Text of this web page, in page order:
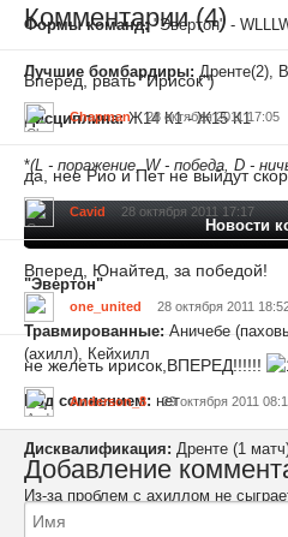
Формы команд:"Эвертон" -
Лучшие бомбардиры: Дренте(2),
Дисциплина:Ж14 К1 - Ж15 К1
*(L - поражение, W - победа, D -
Новости
"Эвертон"
Травмированные: Аничебе
(ахилл), Кейхилл
Под сомнением: нет
Дисквалификация: Дренте (1
Из-за проблем с ахиллом не
клуба капитан "Эвертона" Фил
Комментарии (4)
Вперед, рвать "Ирисок")
Chapman 28 октября 2011 17:05
да, нее Рио и Пет не выйдут
Cavid 28 октября 2011 17:17
Вперед, Юнайтед, за победой!
one_united 28 октября 2011
не желеть ирисок,ВПЕРЕД!!!!!!
Anderson_8 29 октября 2011
Добавление